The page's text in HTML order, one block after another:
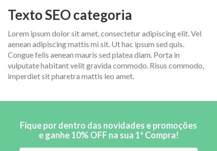
Texto SEO categoria
Lorem ipsum dolor sit amet, consectetur adipiscing elit. Vel
aenean adipiscing mattis mi sit. Ut hac ipsum sed quis.
Congue felis aenean mauris sed platea diam. Porta in
vulputate habitant velit gravida commodo. Risus commodo,
imperdiet sit pharetra mattis leo amet.
Fique por dentro das novidades e promoções
e ganhe 10% OFF na sua 1ª Compra!